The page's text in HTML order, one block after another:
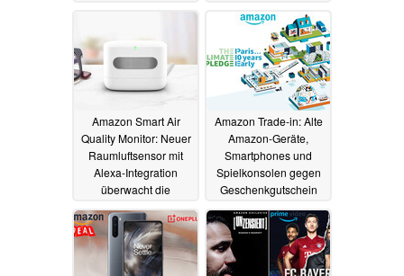
Amazon Smart Air
Quality Monitor: Neuer
Raumluftsensor mit
Alexa-Integration
überwacht die
Luftqualität03.11.2021
Amazon Trade-in: Alte
Amazon-Geräte,
Smartphones und
Spielkonsolen gegen
Geschenkgutschein
eintauschen27.10.2021